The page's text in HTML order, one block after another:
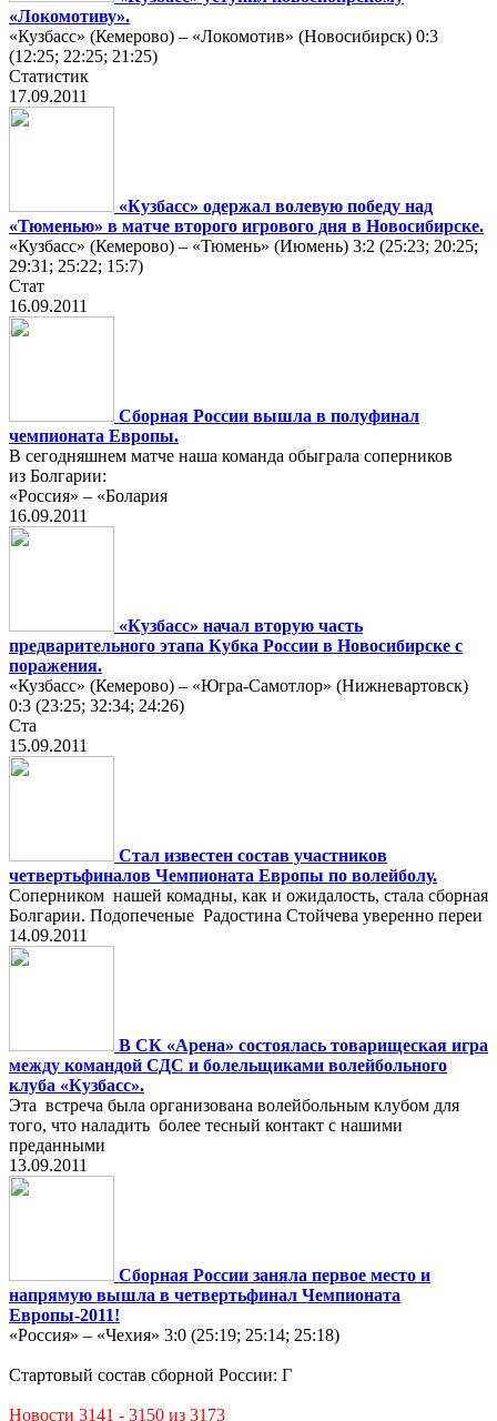
«Локомотиву».
«Кузбасс» (Кемерово) – «Локомотив» (Новосибирск) 0:3
(12:25; 22:25; 21:25)
Статистик
17.09.2011
«Кузбасс» одержал волевую победу над
«Тюменью» в матче второго игрового дня в Новосибирске.
«Кузбасс» (Кемерово) – «Тюмень» (Июмень) 3:2 (25:23; 20:25;
29:31; 25:22; 15:7)
Стат
16.09.2011
Сборная России вышла в полуфинал
чемпионата Европы.
В сегодняшнем матче наша команда обыграла соперников
из Болгарии:
«Россия» – «Болария
16.09.2011
«Кузбасс» начал вторую часть
предварительного этапа Кубка России в Новосибирске с
поражения.
«Кузбасс» (Кемерово) – «Югра-Самотлор» (Нижневартовск)
0:3 (23:25; 32:34; 24:26)
Ста
15.09.2011
Стал известен состав участников
четвертьфиналов Чемпионата Европы по волейболу.
Соперником нашей комадны, как и ожидалость, стала сборная
Болгарии. Подопеченые Радостина Стойчева уверенно переи
14.09.2011
В СК «Арена» состоялась товарищеская игра
между командой СДС и болельщиками волейбольного
клуба «Кузбасс».
Эта встреча была организована волейбольным клубом для
того, что наладить более тесный контакт с нашими
преданными
13.09.2011
Сборная России заняла первое место и
напрямую вышла в четвертьфинал Чемпионата
Европы-2011!
«Россия» – «Чехия» 3:0 (25:19; 25:14; 25:18)
Стартовый состав сборной России: Г
Новости 3141 - 3150 из 3173